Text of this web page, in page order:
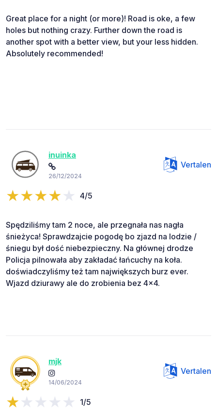
Great place for a night (or more)! Road is oke, a few
holes but nothing crazy. Further down the road is
another spot with a better view, but your less hidden.
Absolutely recommended!
inuinka
26/12/2024
Vertalen
4/5
Spędziliśmy tam 2 noce, ale przegnała nas nagła
śnieżyca! Sprawdzajcie pogodę bo zjazd na lodzie /
śniegu był dość niebezpieczny. Na głównej drodze
Policja pilnowała aby zakładać łańcuchy na koła.
doświadczyliśmy też tam największych burz ever.
Wjazd dziurawy ale do zrobienia bez 4x4.
mjk
14/06/2024
Vertalen
1/5